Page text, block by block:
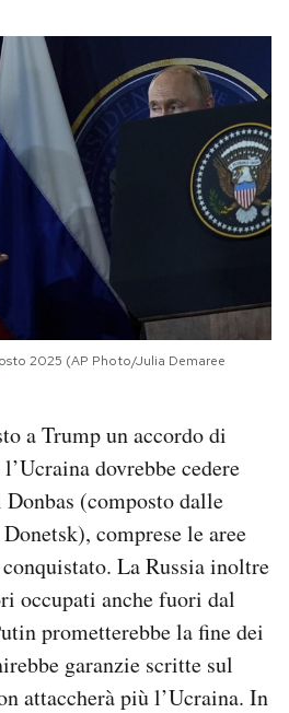
2025 (AP Photo/Julia Demaree
a Trump un accordo di
dovrebbe cedere
(composto dalle
comprese le aree
La Russia inoltre
occupati anche fuori dal
prometterebbe la fine dei
garanzie scritte sul
attaccherà più l’Ucraina. In